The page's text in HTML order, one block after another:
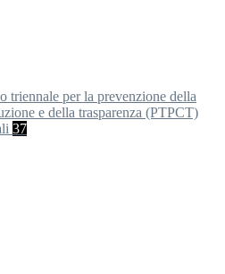
triennale per la prevenzione della
e della trasparenza (PTPCT)
37